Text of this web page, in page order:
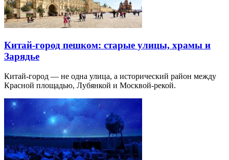
Китай-город пешком: старые улицы, храмы и
Зарядье
Китай-город — не одна улица, а исторический район между
Красной площадью, Лубянкой и Москвой-рекой.